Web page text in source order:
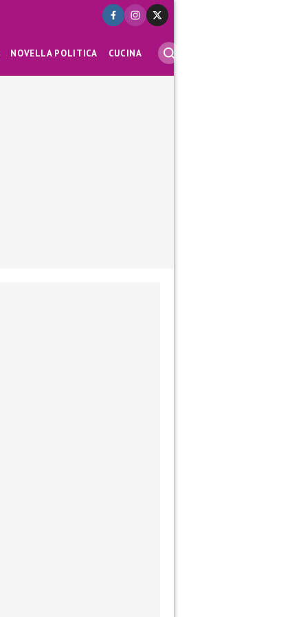
NOVELLA POLITICA CUCINA